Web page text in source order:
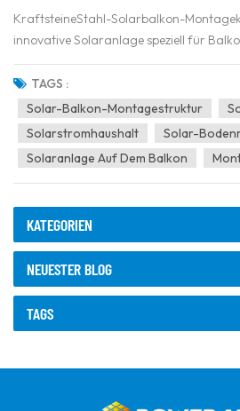
KraftsteineStahl-Solarbalkon-
innovative Solaranlage speziell für
hochwertigem Stahl, vereint sie
der verstellbaren Montagehalterung
der Solarmodule einfach an den
TAGS :
Solar-Balkon-Montagestruktur
Solarstromhaushalt
Solar-
Solaranlage Auf Dem Balkon
KATEGORIEN
NEUESTER BLOG
TAGS